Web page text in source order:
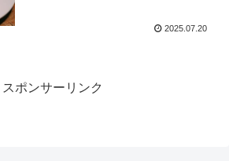
2025.07.20
スポンサーリンク